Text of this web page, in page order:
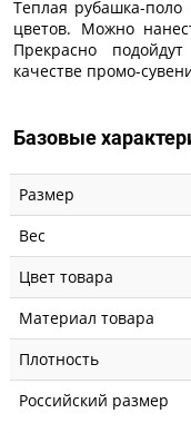
Теплая рубашка-
цветов. Можно
Прекрасно
качестве промо-
Базовые
Размер
Вес
Цвет товара
Материал товара
Плотность
Российский размер